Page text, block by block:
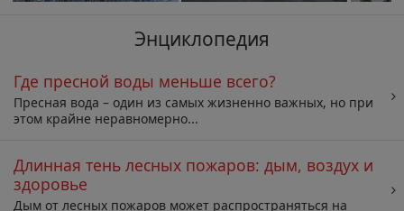
Энциклопедия
Где пресной воды меньше всего?
Пресная вода – один из самых жизненно важных, но при
этом крайне неравномерно...
Длинная тень лесных пожаров: дым, воздух и
здоровье
Дым от лесных пожаров может распространяться на